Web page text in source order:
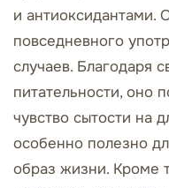
и антиоксидантами.
повседневного
случаев. Благодаря
питательности, оно
чувство сытости на
особенно полезно
образ жизни. Кроме